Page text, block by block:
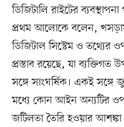
ডিজিটালি রাইটের
প্রথম আলোকে বলেন,
ডিজিটাল সিস্টেম ও তথ্যের
প্রস্তাব রয়েছে, যা ব্যক্তিগত
সঙ্গে সাংঘর্ষিক। একই
মধ্যে কোন আইন অন্যটির
জটিলতা তৈরি হওয়ার আশঙ্কা